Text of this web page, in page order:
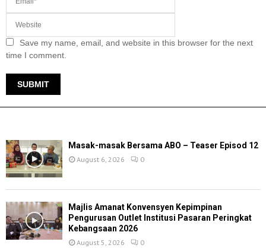
Save my name, email, and website in this browser for the next
time I comment.
Masak-masak Bersama ABO – Teaser Episod 12
August 6, 2026 0
Majlis Amanat Konvensyen Kepimpinan
Pengurusan Outlet Institusi Pasaran Peringkat
Kebangsaan 2026
August 5, 2026 0